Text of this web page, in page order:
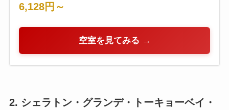
6,128円～
空室を見てみる →
2. シェラトン・グランデ・トーキョーベイ・